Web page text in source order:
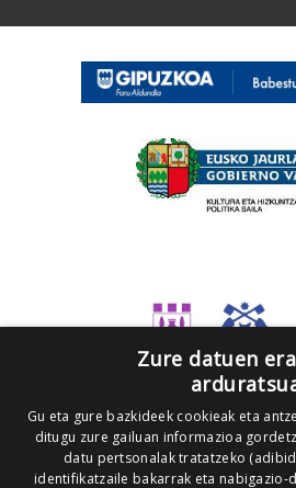
Zure datuen
Gu eta gure bazkideek cookieak eta
ditugu zure gailuan informazioa
datu pertsonalak tratatzeko
identifikatzaile bakarrak eta nabigazio-